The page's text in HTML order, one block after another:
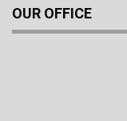
OUR OFFICE